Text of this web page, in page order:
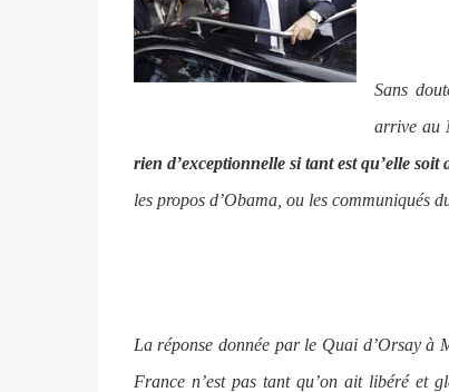
Sans
arrive au
rien d’exceptionnelle si tant est qu’elle soit
les propos d’Obama, ou les communiqués
La réponse donnée par le Quai d’Orsay à
France n’est pas tant qu’on ait libéré et